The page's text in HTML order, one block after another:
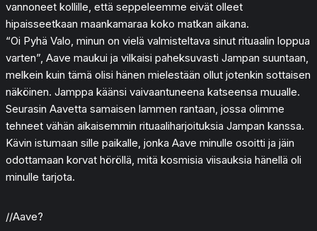
vannoneet kollille, että seppeleemme eivät olleet
hipaisseetkaan maankamaraa koko matkan aikana.
“Oi Pyhä Valo, minun on vielä valmisteltava sinut rituaalin loppua
varten”, Aave maukui ja vilkaisi paheksuvasti Jampan suuntaan,
melkein kuin tämä olisi hänen mielestään ollut jotenkin sottaisen
näköinen. Jamppa käänsi vaivaantuneena katseensa muualle.
Seurasin Aavetta samaisen lammen rantaan, jossa olimme
tehneet vähän aikaisemmin rituaaliharjoituksia Jampan kanssa.
Kävin istumaan sille paikalle, jonka Aave minulle osoitti ja jäin
odottamaan korvat höröllä, mitä kosmisia viisauksia hänellä oli
minulle tarjota.
//Aave?